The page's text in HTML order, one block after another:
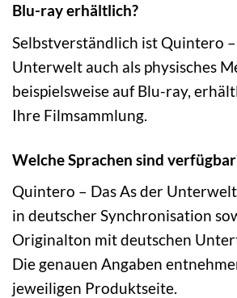
Blu-ray erhältlich?
Selbstverständlich ist Quintero
Unterwelt auch als physisches
beispielsweise auf Blu-ray,
Ihre Filmsammlung.
Welche Sprachen sind
Quintero – Das As der
in deutscher Synchronisation
Originalton mit deutschen
Die genauen Angaben
jeweiligen Produktseite.